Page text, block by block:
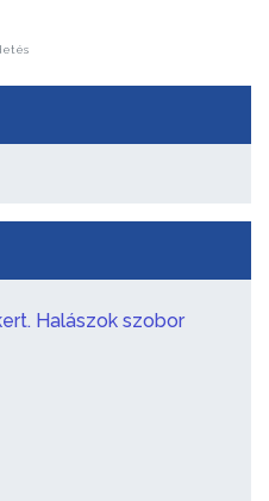
Halászok szobor